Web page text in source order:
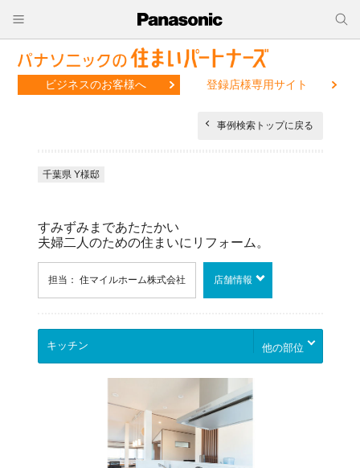
ビジネスのお客様へ 登録店様専用サイト
事例検索トップに戻る
千葉県 Y様邸
すみずみまであたたかい
夫婦二人のための住まいにリフォーム。
担当： 住マイルホーム株式会社 店舗情報
他の部位